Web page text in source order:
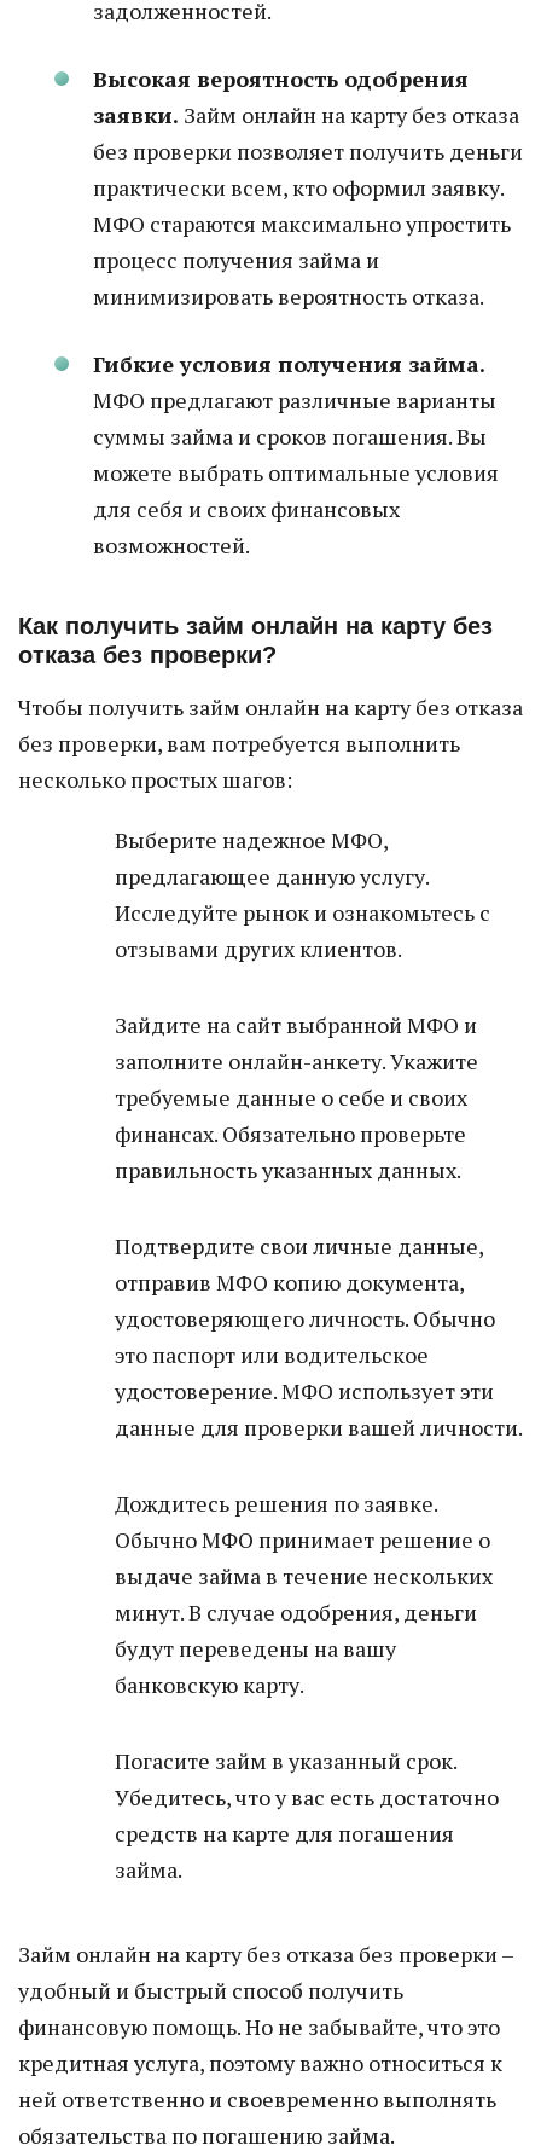
задолженностей.
Высокая вероятность одобрения
заявки. Займ онлайн на карту без отказа
без проверки позволяет получить деньги
практически всем, кто оформил заявку.
МФО стараются максимально упростить
процесс получения займа и
минимизировать вероятность отказа.
Гибкие условия получения займа.
МФО предлагают различные варианты
суммы займа и сроков погашения. Вы
можете выбрать оптимальные условия
для себя и своих финансовых
возможностей.
Как получить займ онлайн на карту без
отказа без проверки?
Чтобы получить займ онлайн на карту без отказа
без проверки, вам потребуется выполнить
несколько простых шагов:
Выберите надежное МФО,
предлагающее данную услугу.
Исследуйте рынок и ознакомьтесь с
отзывами других клиентов.
Зайдите на сайт выбранной МФО и
заполните онлайн-анкету. Укажите
требуемые данные о себе и своих
финансах. Обязательно проверьте
правильность указанных данных.
Подтвердите свои личные данные,
отправив МФО копию документа,
удостоверяющего личность. Обычно
это паспорт или водительское
удостоверение. МФО использует эти
данные для проверки вашей личности.
Дождитесь решения по заявке.
Обычно МФО принимает решение о
выдаче займа в течение нескольких
минут. В случае одобрения, деньги
будут переведены на вашу
банковскую карту.
Погасите займ в указанный срок.
Убедитесь, что у вас есть достаточно
средств на карте для погашения
займа.
Займ онлайн на карту без отказа без проверки –
удобный и быстрый способ получить
финансовую помощь. Но не забывайте, что это
кредитная услуга, поэтому важно относиться к
ней ответственно и своевременно выполнять
обязательства по погашению займа.